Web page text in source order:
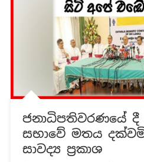
ජනාධිපතිවරණයේ
සභාවේ මතය
සාවද්‍ය ප්‍රකාශ